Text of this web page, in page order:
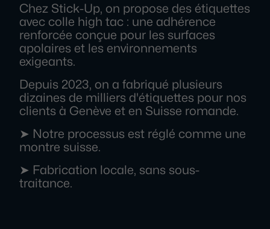
Chez Stick-Up, on propose des étiquettes
avec colle high tac : une adhérence
renforcée conçue pour les surfaces
apolaires et les environnements
exigeants.
Depuis 2023, on a fabriqué plusieurs
dizaines de milliers d'étiquettes pour nos
clients à Genève et en Suisse romande.
➤ Notre processus est réglé comme une
montre suisse.
➤ Fabrication locale, sans sous-
traitance.